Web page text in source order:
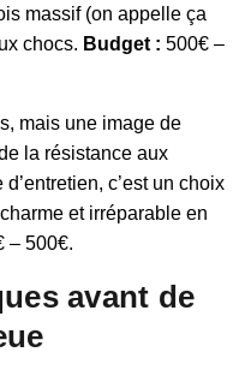
massif (on appelle ça
chocs. Budget : 500€ –
mais une image de
la résistance aux
c’est un choix
et irréparable en
– 500€.
avant de